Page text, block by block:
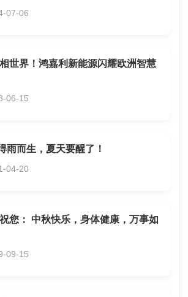
07-06
世界！鸿嘉利新能源闪耀欧洲智慧
06-15
雨而生，夏天要醒了！
04-20
您： 中秋快乐，身体健康，万事如
09-15